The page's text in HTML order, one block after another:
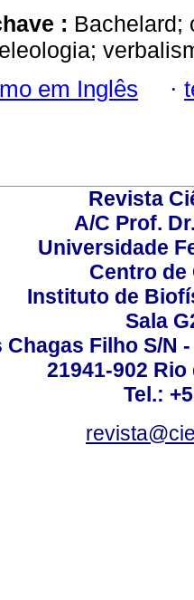
: Bachelard;
em Inglês ·
Revista
A/C Prof.
Universidade
Centro de
Instituto de
Sala
Chagas Filho S/N
21941-902
Tel.: